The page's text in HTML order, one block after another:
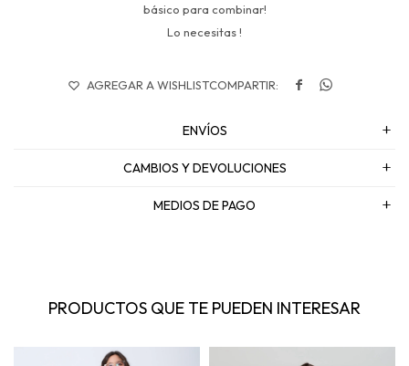
básico para combinar!
Lo necesitas !
 
ENVÍOS
CAMBIOS Y DEVOLUCIONES
MEDIOS DE PAGO
PRODUCTOS QUE TE PUEDEN INTERESAR